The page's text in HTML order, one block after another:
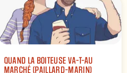
QUAND LA BOITEUSE VA-T-AU
MARCHÉ (PAILLARD-MARIN)